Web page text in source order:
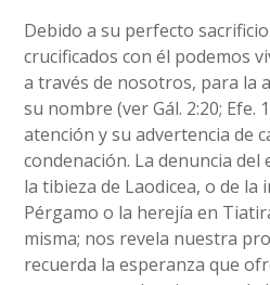
Debido a su perfecto
crucificados con él podemos
a través de nosotros, para la
su nombre (ver Gál. 2:20; Efe.
atención y su advertencia de
condenación. La denuncia
la tibieza de Laodicea, o de la
Pérgamo o la herejía en
misma; nos revela nuestra
recuerda la esperanza que